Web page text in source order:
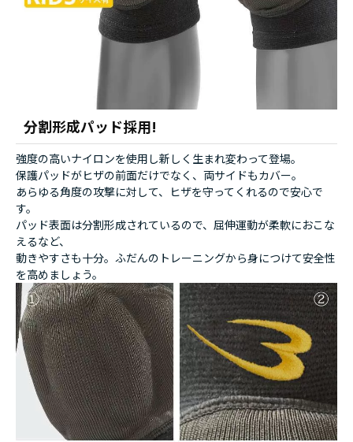
分割形成パッド採用!
強度の高いナイロンを使用し新しく生まれ変わって登場。
保護パッドがヒザの前面だけでなく、両サイドもカバー。
あらゆる角度の攻撃に対して、ヒザを守ってくれるので安心で
す。
パッド表面は分割形成されているので、屈伸運動が柔軟におこな
えるなど、
動きやすさも十分。ふだんのトレーニングから身につけて安全性
を高めましょう。